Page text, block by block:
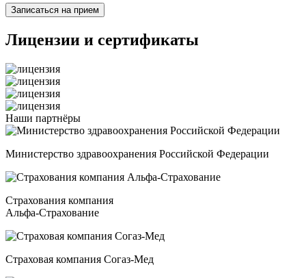
Записаться на прием
Лицензии и сертификаты
Наши партнёры
Министерство здравоохранения Российской Федерации
Страхования компания
Альфа-Страхование
Страховая компания Согаз-Мед